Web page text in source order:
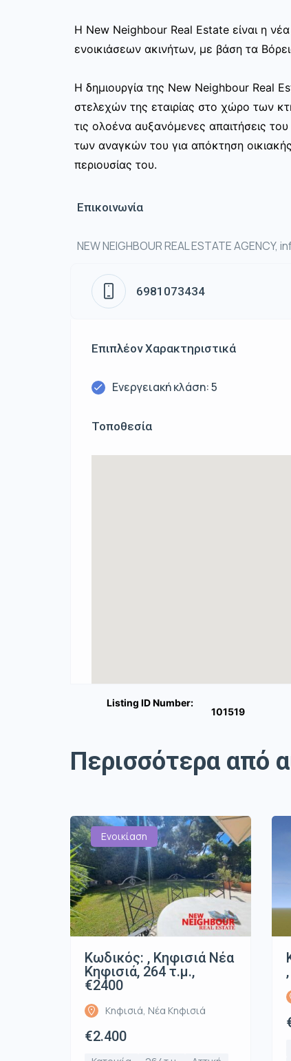
Η New Neighbour Real Estate είναι η
ενοικιάσεων ακινήτων, με βάση τα
Η δημιουργία της New Neighbour Real
στελεχών της εταιρίας στο χώρο των
τις ολοένα αυξανόμενες απαιτήσεις
των αναγκών του για απόκτηση
περιουσίας του.
Επικοινωνία
NEW NEIGHBOUR REAL ESTATE
6981073434
Επιπλέον Χαρακτηριστικά
Ενεργειακή κλάση: 5
Τοποθεσία
Listing ID Number:
101519
Περισσότερα από
Ενοικίαση
Κωδικός: , Κηφισιά Νέα
Κηφισιά, 264 τ.μ.,
€2400
Κηφισιά, Νέα Κηφισιά
€2.400